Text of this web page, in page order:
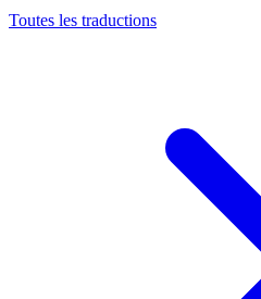
Toutes les traductions